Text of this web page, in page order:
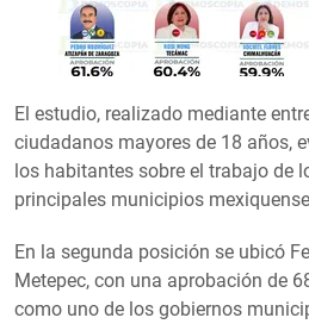
El estudio, realizado mediante
ciudadanos mayores de 18 años,
los habitantes sobre el trabajo de
principales municipios
En la segunda posición se ubicó
Metepec, con una aprobación de
como uno de los gobiernos